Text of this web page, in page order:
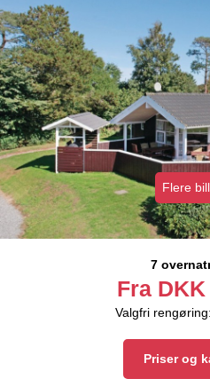
Flere
7
Fra DKK
Valgfri
Priser og